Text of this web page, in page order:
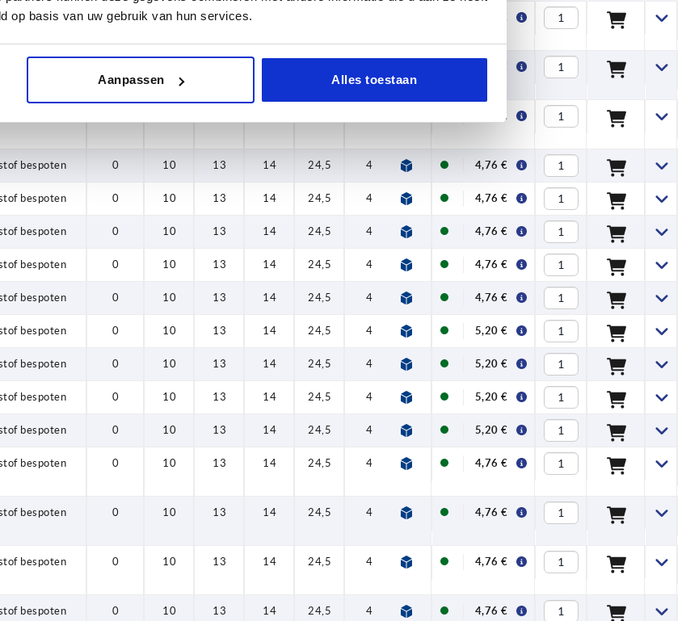
op basis van uw gebruik van hun services.
Aanpassen Alles toestaan
bespoten 0 10 13 33 37 7
5,20 €
33 37 7
5,20 €
33 37 7
5,20 €
bespoten 0 10 13 14 24,5 4 14,5 30 33 37 7
4,76 €
bespoten 0 10 13 14 24,5 4 14,5 30 33 37 7
4,76 €
bespoten 0 10 13 14 24,5 4 14,5 30 33 37 7
4,76 €
bespoten 0 10 13 14 24,5 4 14,5 30 33 37 7
4,76 €
bespoten 0 10 13 14 24,5 4 14,5 30 33 37 7
4,76 €
bespoten 0 10 13 14 24,5 4 14,5 30 33 37 7
5,20 €
bespoten 0 10 13 14 24,5 4 14,5 30 33 37 7
5,20 €
bespoten 0 10 13 14 24,5 4 14,5 30 33 37 7
5,20 €
bespoten 0 10 13 14 24,5 4 14,5 30 33 37 7
5,20 €
bespoten 0 10 13 14 24,5 4 14,5 30 33 37 7
4,76 €
bespoten 0 10 13 14 24,5 4 14,5 30 33 37 7
4,76 €
bespoten 0 10 13 14 24,5 4 14,5 30 33 37 7
4,76 €
bespoten 0 10 13 14 24,5 4 14,5 30 33 37 7
4,76 €